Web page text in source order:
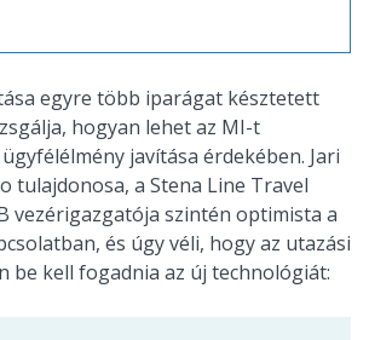
egyre több iparágat késztetett
hogyan lehet az MI-t
javítása érdekében. Jari
tulajdonosa, a Stena Line Travel
vezérigazgatója szintén optimista a
és úgy véli, hogy az utazási
be kell fogadnia az új technológiát: